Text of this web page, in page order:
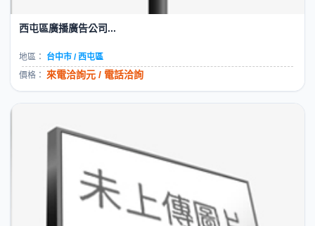
西屯區廣播廣告公司...
地區：
台中市 / 西屯區
價格： 來電洽詢元 / 電話洽詢